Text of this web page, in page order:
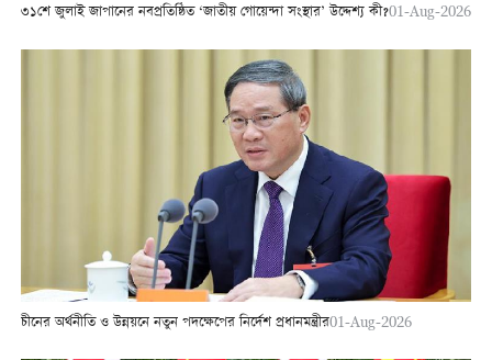
৩১শে জুলাই জাপানের নবপ্রতিষ্ঠিত ‘জাতীয় গোয়েন্দা সংস্থার’ উদ্দেশ্য কী?01-Aug-2026
চীনের অর্থনীতি ও উন্নয়নে নতুন পদক্ষেপের নির্দেশ প্রধানমন্ত্রীর01-Aug-2026